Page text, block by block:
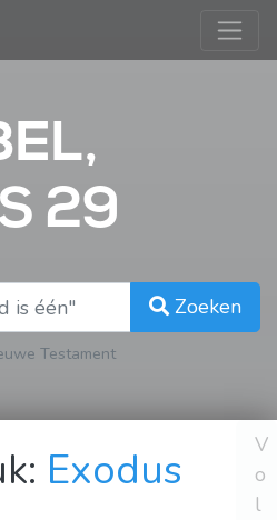
29
Zoeken
Testament
Exodus
V
o
l